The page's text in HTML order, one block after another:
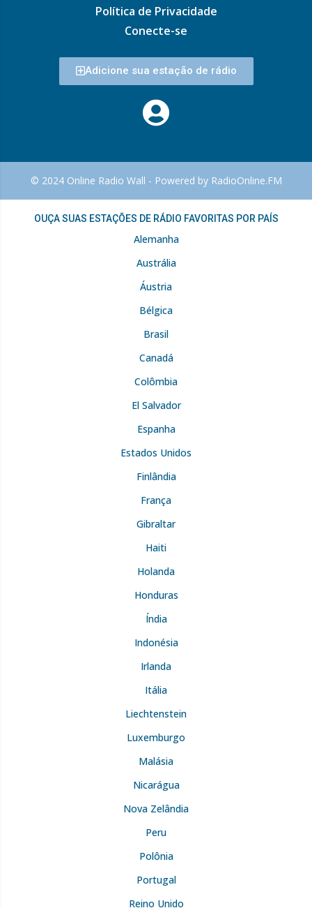
Política de Privacidade
Conecte-se
Adicione sua estação de rádio
© 2024 Online Radio Wall - Powered by RadioOnline.FM
OUÇA SUAS ESTAÇÕES DE RÁDIO FAVORITAS POR PAÍS
Alemanha
Austrália
Áustria
Bélgica
Brasil
Canadá
Colômbia
El Salvador
Espanha
Estados Unidos
Finlândia
França
Gibraltar
Haiti
Holanda
Honduras
Índia
Indonésia
Irlanda
Itália
Liechtenstein
Luxemburgo
Malásia
Nicarágua
Nova Zelândia
Peru
Polônia
Portugal
Reino Unido